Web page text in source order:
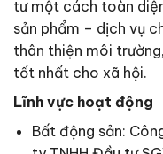
tư một cách toàn
sản phẩm – dịch vụ
thân thiện môi
tốt nhất cho xã hội.
Lĩnh vực hoạt động
Bất động sản: